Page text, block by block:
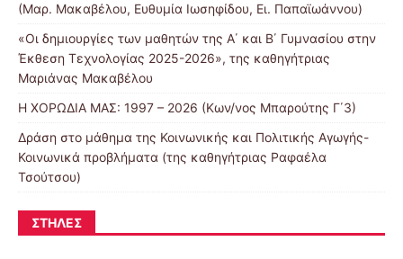
(Μαρ. Μακαβέλου, Ευθυμία Ιωσηφίδου, Ει. Παπαϊωάννου)
«Οι δημιουργίες των μαθητών της Α΄ και Β΄ Γυμνασίου στην
Έκθεση Τεχνολογίας 2025-2026», της καθηγήτριας
Μαριάνας Μακαβέλου
Η ΧΟΡΩΔΙΑ ΜΑΣ: 1997 – 2026 (Κων/νος Μπαρούτης Γ΄3)
Δράση στο μάθημα της Κοινωνικής και Πολιτικής Αγωγής-
Κοινωνικά προβλήματα (της καθηγήτριας Ραφαέλα
Τσούτσου)
ΣΤΉΛΕΣ